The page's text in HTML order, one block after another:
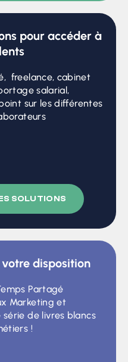
pour accéder à
freelance, cabinet
salarial,
sur les différentes
SOLUTIONS
disposition
Partagé
Marketing et
série de livres blancs
!